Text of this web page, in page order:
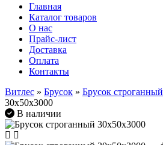
Главная
Каталог товаров
О нас
Прайс-лист
Доставка
Оплата
Контакты
Витлес » Брусок » Брусок строганный
30х50х3000
В наличии